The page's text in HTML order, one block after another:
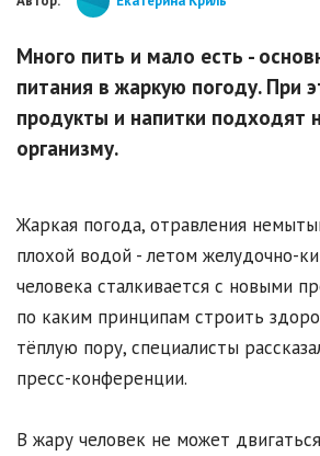
Много пить и мало есть -
питания в жаркую погоду. При
продукты и напитки подходят
организму.
Жаркая погода, отравления
плохой водой - летом желудочно-
человека сталкивается с новыми
по каким принципам строить
тёплую пору, специалисты
пресс-конференции.
В жару человек не может